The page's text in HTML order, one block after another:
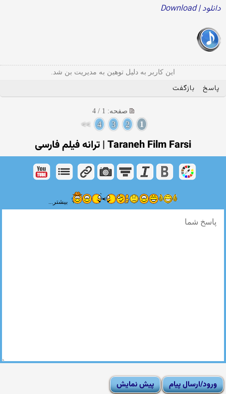
دانلود | Download
این کاربر به دلیل توهین به مدیریت بن شد.
پاسخ بازگفت
صفحه: 1 / 4
1
2
3
4
>>
Taraneh Film Farsi | ترانه فیلم فارسی
بیشتر...